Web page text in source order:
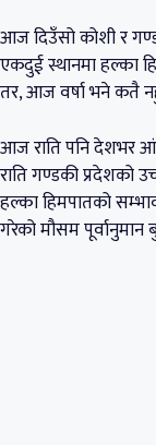
आज दिउँसो कोशी र
एकदुई स्थानमा हल्का
तर, आज वर्षा भने कतै
आज राति पनि देशभर
राति गण्डकी प्रदेशको
हल्का हिमपातको
गरेको मौसम